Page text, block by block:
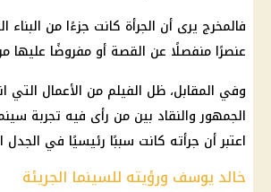
فالمخرج يرى أن الجرأة كانت جزءًا من البناء
عنصرًا منفصلًا عن القصة أو مفروضًا عليها
وفي المقابل، ظل الفيلم من الأعمال التي
الجمهور والنقاد بين من رأى فيه تجربة
اعتبر أن جرأته كانت سببًا رئيسيًا في
خالد يوسف ورؤيته للسينما الجريئة